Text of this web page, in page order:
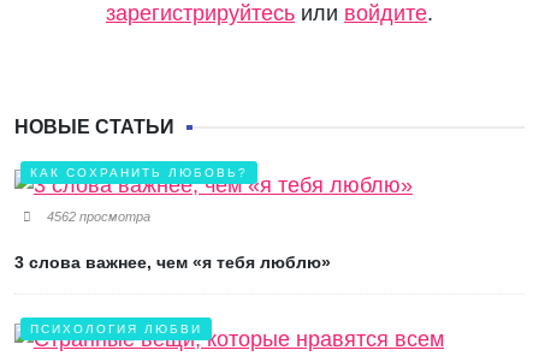
зарегистрируйтесь или войдите.
НОВЫЕ СТАТЬИ
КАК СОХРАНИТЬ ЛЮБОВЬ?
4562 просмотра
3 слова важнее, чем «я тебя люблю»
ПСИХОЛОГИЯ ЛЮБВИ